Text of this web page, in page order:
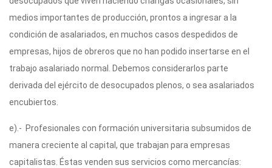
medios importantes de producción, prontos a ingresar a la
condición de asalariados, en muchos casos despedidos de
empresas, hijos de obreros que no han podido insertarse en el
trabajo asalariado normal. Debemos considerarlos parte
derivada del ejército de desocupados plenos, o sea asalariados
encubiertos.
e).- Profesionales con formación universitaria subsumidos de
manera creciente al capital, que trabajan para empresas
capitalistas. Éstas venden sus servicios como mercancías: